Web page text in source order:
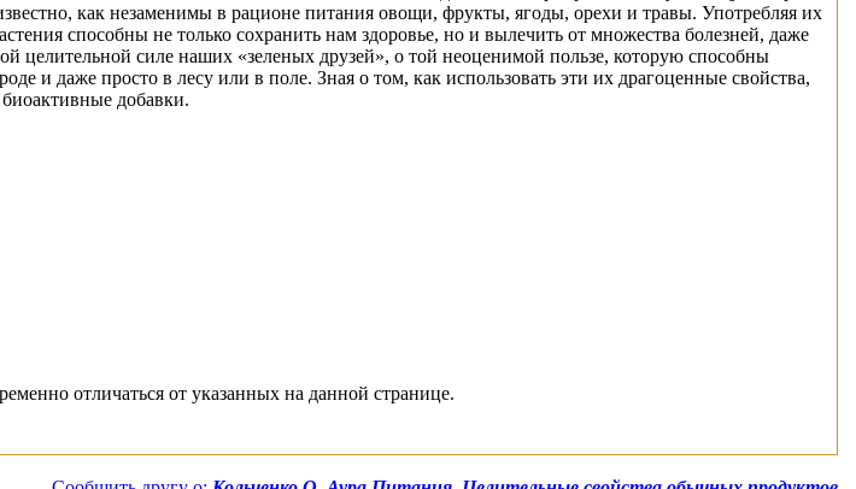
как незаменимы в рационе питания овощи, фрукты, ягоды, орехи и травы. Употребляя их
способны не только сохранить нам здоровье, но и вылечить от множества болезней, даже
силе наших «зеленых друзей», о той неоценимой пользе, которую способны
и даже просто в лесу или в поле. Зная о том, как использовать эти их драгоценные свойства,
биоактивные добавки.
отличаться от указанных на данной странице.